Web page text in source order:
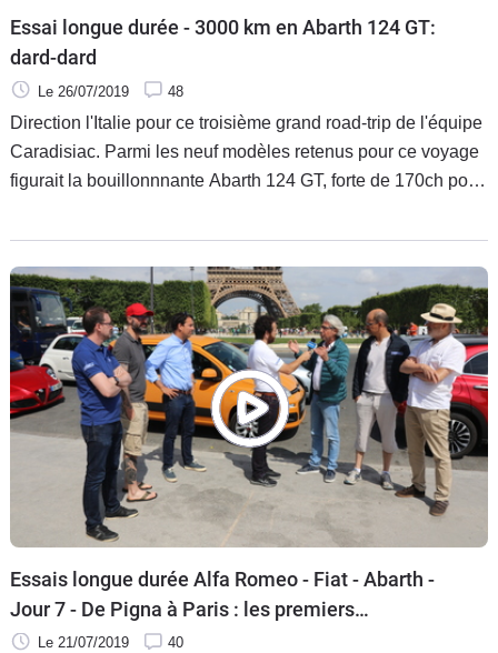
Essai longue durée - 3000 km en Abarth 124 GT:
dard-dard
Le 26/07/2019 48
Direction l'Italie pour ce troisième grand road-trip de l'équipe
Caradisiac. Parmi les neuf modèles retenus pour ce voyage
figurait la bouillonnnante Abarth 124 GT, forte de 170ch pour
l'auto donne-t-elle satisfaction lors des voyages au long
cours?
Essais longue durée Alfa Romeo - Fiat - Abarth -
Jour 7 - De Pigna à Paris : les premiers
enseignements du road trip
Le 21/07/2019 40